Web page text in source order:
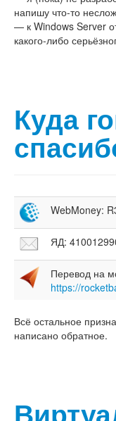
напишу что-то
— к Windows Server
какого-либо
Куда
WebMoney:
ЯД:
Перевод на
https://
Всё остальное
написано обратное.